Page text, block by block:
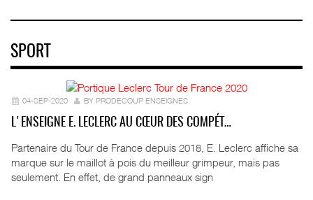
SPORT
04-SEP-2020 BY PRODECOUP ENSEIGNES
L'ENSEIGNE E. LECLERC AU CŒUR DES COMPÉT…
Partenaire du Tour de France depuis 2018, E. Leclerc affiche sa
marque sur le maillot à pois du meilleur grimpeur, mais pas
seulement. En effet, de grand panneaux sign